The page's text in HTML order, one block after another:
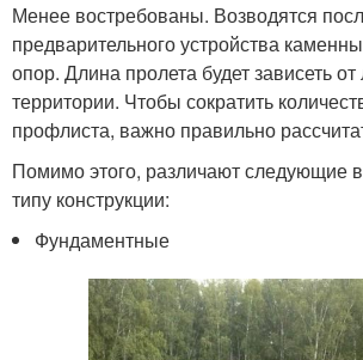
Менее востребованы. Возводятся
предварительного устройства
опор. Длина пролета будет зависеть
территории. Чтобы сократить
профлиста, важно правильно
Помимо этого, различают следующие
типу конструкции:
Фундаментные